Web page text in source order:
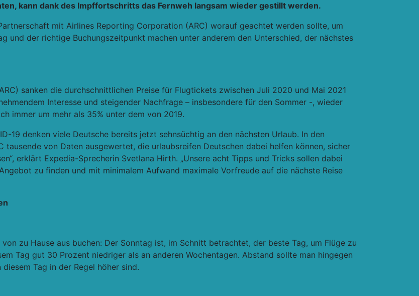
kann dank des Impffortschritts das Fernweh langsam wieder gestillt werden.
mit Airlines Reporting Corporation (ARC) worauf geachtet werden sollte, um
und der richtige Buchungszeitpunkt machen unter anderem den Unterschied, der nächstes
sanken die durchschnittlichen Preise für Flugtickets zwischen Juli 2020 und Mai 2021
Interesse und steigender Nachfrage – insbesondere für den Sommer -, wieder
immer um mehr als 35% unter dem von 2019.
19 denken viele Deutsche bereits jetzt sehnsüchtig an den nächsten Urlaub. In den
tausende von Daten ausgewertet, die urlaubsreifen Deutschen dabei helfen können, sicher
erklärt Expedia-Sprecherin Svetlana Hirth. „Unsere acht Tipps und Tricks sollen dabei
zu finden und mit minimalem Aufwand maximale Vorfreude auf die nächste Reise
zu Hause aus buchen: Der Sonntag ist, im Schnitt betrachtet, der beste Tag, um Flüge zu
Tag gut 30 Prozent niedriger als an anderen Wochentagen. Abstand sollte man hingegen
Tag in der Regel höher sind.